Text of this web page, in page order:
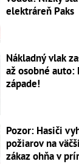
elektráreň Paks
Nákladný vlak
až osobné auto:
západe!
Pozor: Hasiči
požiarov na
zákaz ohňa v